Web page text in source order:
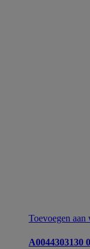
Toevoegen
A0044303130